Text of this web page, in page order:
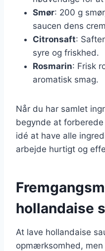
Smør: 200 g
saucen dens
Citronsaft:
syre og friskhed.
Rosmarin: Frisk
aromatisk smag.
Når du har samlet
begynde at
idé at have alle
arbejde hurtigt og
hollandaise
At lave hollandaise
opmærksomhed,